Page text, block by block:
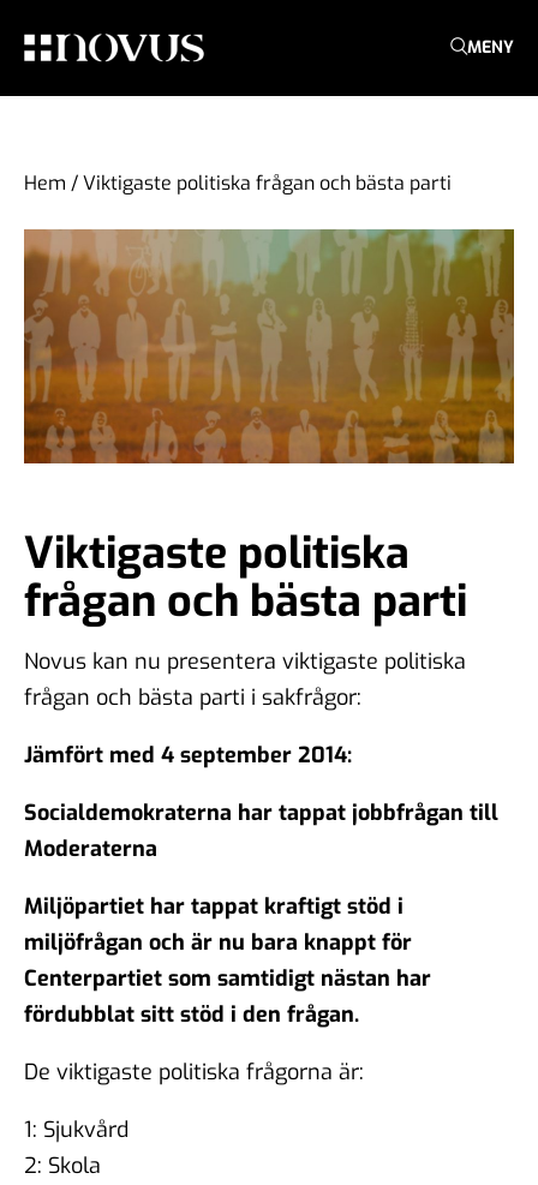
MENY
Hem /Viktigaste politiska frågan och bästa parti
Viktigaste politiska
frågan och bästa parti
Novus kan nu presentera viktigaste politiska
frågan och bästa parti i sakfrågor:
Jämfört med 4 september 2014:
Socialdemokraterna har tappat jobbfrågan till
Moderaterna
Miljöpartiet har tappat kraftigt stöd i
miljöfrågan och är nu bara knappt för
Centerpartiet som samtidigt nästan har
fördubblat sitt stöd i den frågan.
De viktigaste politiska frågorna är:
1: Sjukvård
2: Skola